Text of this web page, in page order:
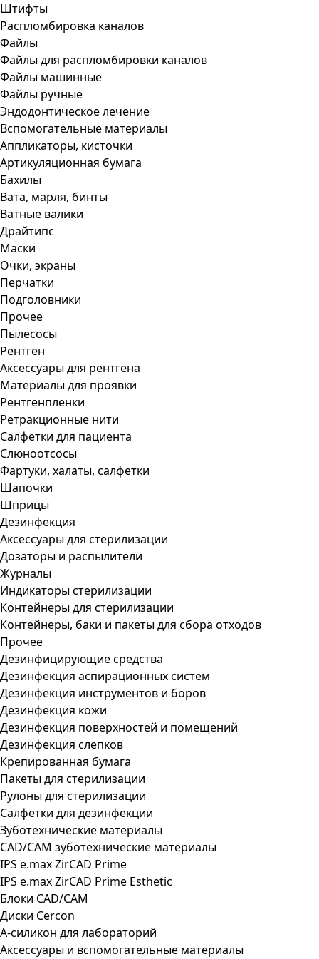
Штифты
Распломбировка каналов
Файлы
Файлы для распломбировки каналов
Файлы машинные
Файлы ручные
Эндодонтическое лечение
Вспомогательные материалы
Аппликаторы, кисточки
Артикуляционная бумага
Бахилы
Вата, марля, бинты
Ватные валики
Драйтипс
Маски
Очки, экраны
Перчатки
Подголовники
Прочее
Пылесосы
Рентген
Аксессуары для рентгена
Материалы для проявки
Рентгенпленки
Ретракционные нити
Салфетки для пациента
Слюноотсосы
Фартуки, халаты, салфетки
Шапочки
Шприцы
Дезинфекция
Аксессуары для стерилизации
Дозаторы и распылители
Журналы
Индикаторы стерилизации
Контейнеры для стерилизации
Контейнеры, баки и пакеты для сбора отходов
Прочее
Дезинфицирующие средства
Дезинфекция аспирационных систем
Дезинфекция инструментов и боров
Дезинфекция кожи
Дезинфекция поверхностей и помещений
Дезинфекция слепков
Крепированная бумага
Пакеты для стерилизации
Рулоны для стерилизации
Салфетки для дезинфекции
Зуботехнические материалы
CAD/CAM зуботехнические материалы
IPS e.max ZirCAD Prime
IPS e.max ZirCAD Prime Esthetic
Блоки CAD/CAM
Диски Cercon
А-силикон для лабораторий
Аксессуары и вспомогательные материалы